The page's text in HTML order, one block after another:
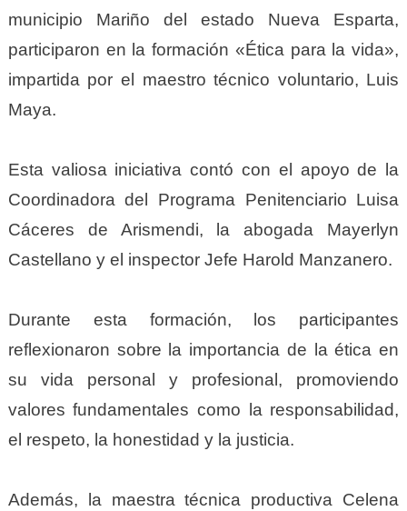
municipio Mariño del estado Nueva Esparta,
participaron en la formación «Ética para la vida»,
impartida por el maestro técnico voluntario, Luis
Maya.
Esta valiosa iniciativa contó con el apoyo de la
Coordinadora del Programa Penitenciario Luisa
Cáceres de Arismendi, la abogada Mayerlyn
Castellano y el inspector Jefe Harold Manzanero.
Durante esta formación, los participantes
reflexionaron sobre la importancia de la ética en
su vida personal y profesional, promoviendo
valores fundamentales como la responsabilidad,
el respeto, la honestidad y la justicia.
Además, la maestra técnica productiva Celena